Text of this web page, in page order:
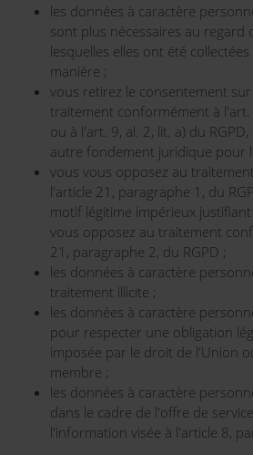
les données à caractère
sont plus nécessaires au regard
lesquelles elles ont été
manière ;
vous retirez le consentement
traitement conformément à l'art.
ou à l'art. 9, al. 2, lit. a) du
autre fondement juridique pour
vous vous opposez au
l'article 21, paragraphe 1, du
motif légitime impérieux
vous opposez au traitement
21, paragraphe 2, du RGPD ;
les données à caractère
traitement illicite ;
les données à caractère
pour respecter une obligation
imposée par le droit de l'Union
membre ;
les données à caractère
dans le cadre de l'offre de
l'information visée à l'article 8,